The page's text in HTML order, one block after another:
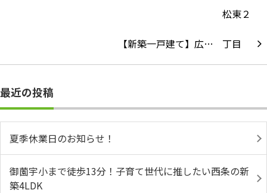
【新築一戸建て】広…
最近の投稿
夏季休業日のお知らせ！
御薗宇小まで徒歩13分！子育て世代に推したい西条の新
築4LDK